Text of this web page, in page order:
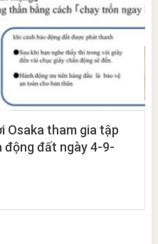
Osaka tham gia tập
động đất ngày 4-9-